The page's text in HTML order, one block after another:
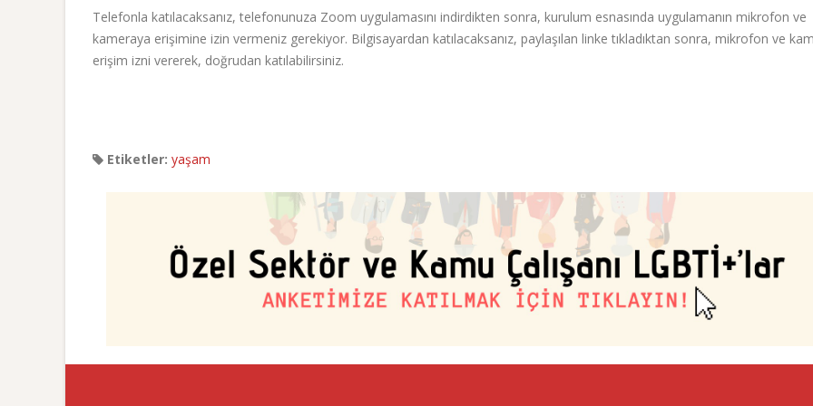
Telefonla katılacaksanız, telefonunuza Zoom uygulamasını indirdikten sonra, kurulum esnasında uygulamanın mikrofon ve
kameraya erişimine izin vermeniz gerekiyor. Bilgisayardan katılacaksanız, paylaşılan linke tıkladıktan sonra, mikrofon ve
erişim izni vererek, doğrudan katılabilirsiniz.
Etiketler: yaşam